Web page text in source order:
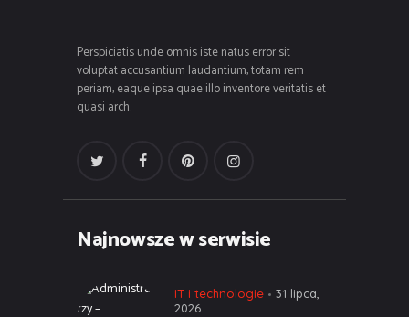
Perspiciatis unde omnis iste natus error sit
voluptat accusantium laudantium, totam rem
periam, eaque ipsa quae illo inventore veritatis et
quasi arch.
Najnowsze w serwisie
IT i technologie
31 lipca,
2026